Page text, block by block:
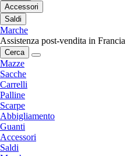
Accessori
Saldi
Marche
Assistenza post-vendita in Francia
Cerca
Mazze
Sacche
Carrelli
Palline
Scarpe
Abbigliamento
Guanti
Accessori
Saldi